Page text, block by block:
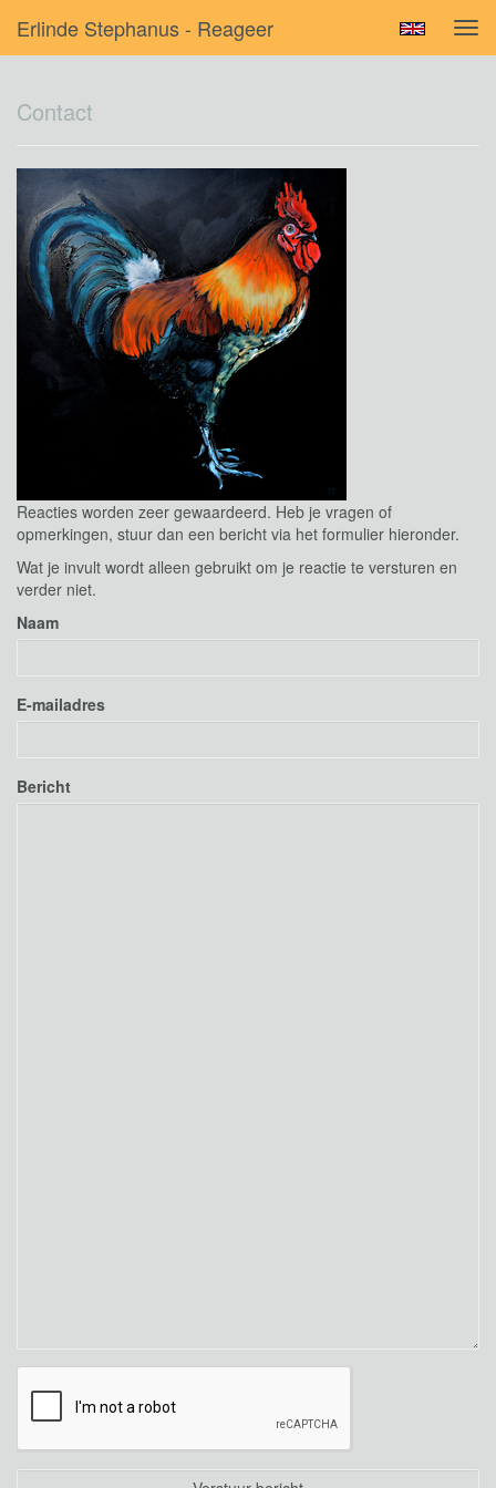
Erlinde Stephanus - Reageer
Contact
Reacties worden zeer gewaardeerd. Heb je vragen of
opmerkingen, stuur dan een bericht via het formulier hieronder.
Wat je invult wordt alleen gebruikt om je reactie te versturen en
verder niet.
Naam
E-mailadres
Bericht